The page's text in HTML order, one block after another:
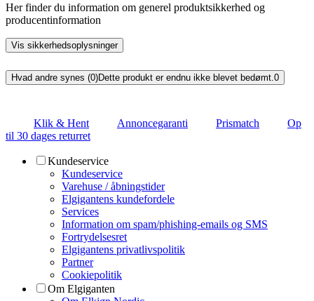
Her finder du information om generel produktsikkerhed og
producentinformation
Vis sikkerhedsoplysninger
Hvad andre synes (0)Dette produkt er endnu ikke blevet bedømt.0
Klik & Hent Annoncegaranti Prismatch
Op
til 30 dages returret
Kundeservice
Kundeservice
Varehuse / åbningstider
Elgigantens kundefordele
Services
Information om spam/phishing-emails og SMS
Fortrydelsesret
Elgigantens privatlivspolitik
Partner
Cookiepolitik
Om Elgiganten